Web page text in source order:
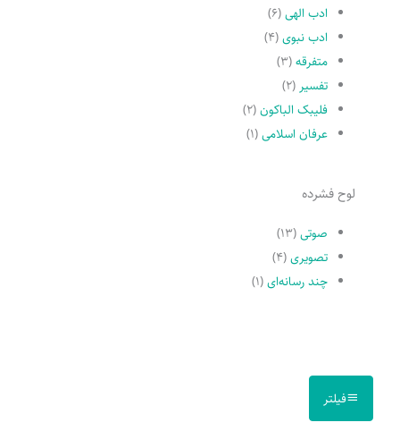
ادب الهی(۶)
ادب نبوی(۴)
متفرقه(۳)
تفسیر (۲)
فلیبک الباکون(۲)
عرفان اسلامی(۱)
لوح فشرده
صوتی(۱۳)
تصویری(۴)
چند رسانه‌ای(۱)
فیلتر